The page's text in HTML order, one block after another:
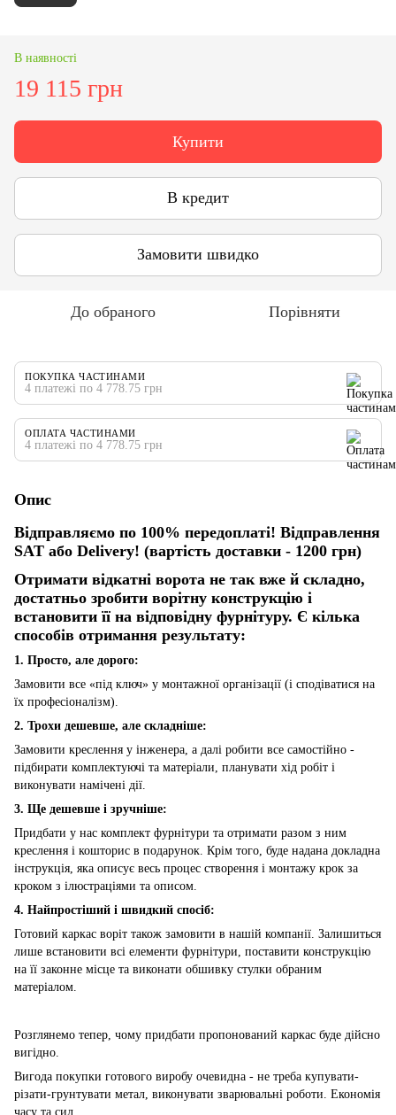
В наявності
19 115 грн
Купити
В кредит
Замовити швидко
До обраного Порівняти
ПОКУПКА ЧАСТИНАМИ
4 платежі по 4 778.75 грн
ОПЛАТА ЧАСТИНАМИ
4 платежі по 4 778.75 грн
Опис
Відправляємо по 100% передоплаті! Відправлення
SAT або Delivery! (вартість доставки - 1200 грн)
Отримати відкатні ворота не так вже й складно,
достатньо зробити ворітну конструкцію і
встановити її на відповідну фурнітуру. Є кілька
способів отримання результату:
1. Просто, але дорого:
Замовити все «під ключ» у монтажної організації (і сподіватися на
їх професіоналізм).
2. Трохи дешевше, але складніше:
Замовити креслення у інженера, а далі робити все самостійно -
підбирати комплектуючі та матеріали, планувати хід робіт і
виконувати намічені дії.
3. Ще дешевше і зручніше:
Придбати у нас комплект фурнітури та отримати разом з ним
креслення і кошторис в подарунок. Крім того, буде надана докладна
інструкція, яка описує весь процес створення і монтажу крок за
кроком з ілюстраціями та описом.
4. Найпростіший і швидкий спосіб:
Готовий каркас воріт також замовити в нашій компанії. Залишиться
лише встановити всі елементи фурнітури, поставити конструкцію
на її законне місце та виконати обшивку стулки обраним
матеріалом.
Розглянемо тепер, чому придбати пропонований каркас буде дійсно
вигідно.
Вигода покупки готового виробу очевидна - не треба купувати-
різати-грунтувати метал, виконувати зварювальні роботи. Економія
часу та сил.